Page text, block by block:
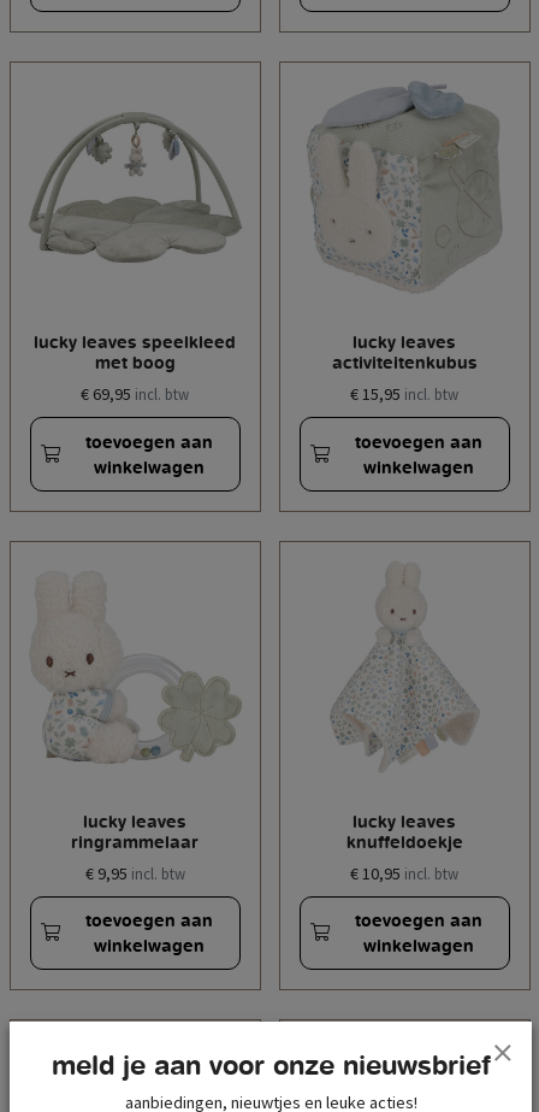
lucky leaves speelkleed
met boog
€ 69,95 incl. btw
toevoegen aan
winkelwagen
lucky leaves
activiteitenkubus
€ 15,95 incl. btw
toevoegen aan
winkelwagen
lucky leaves
ringrammelaar
€ 9,95 incl. btw
toevoegen aan
winkelwagen
lucky leaves
knuffeldoekje
€ 10,95 incl. btw
toevoegen aan
winkelwagen
meld je aan voor onze nieuwsbrief
aanbiedingen, nieuwtjes en leuke acties!